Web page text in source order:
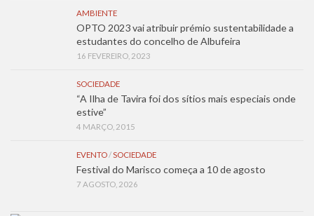
AMBIENTE
OPTO 2023 vai atribuir prémio sustentabilidade a
estudantes do concelho de Albufeira
16 FEVEREIRO, 2023
SOCIEDADE
“A Ilha de Tavira foi dos sítios mais especiais onde
estive”
4 MARÇO, 2015
EVENTO/SOCIEDADE
Festival do Marisco começa a 10 de agosto
7 AGOSTO, 2026